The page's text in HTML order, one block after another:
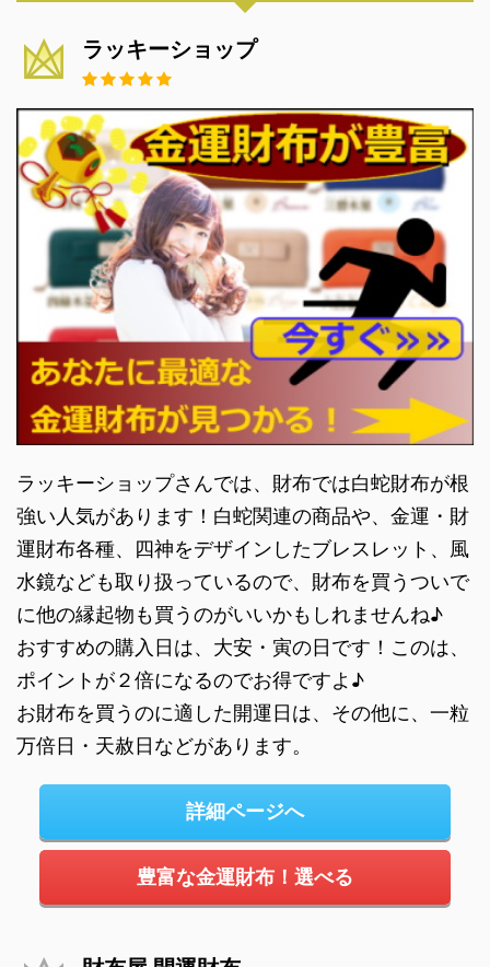
ラッキーショップ
ラッキーショップさんでは、財布では白蛇財布が根
強い人気があります！白蛇関連の商品や、金運・財
運財布各種、四神をデザインしたブレスレット、風
水鏡なども取り扱っているので、財布を買うついで
に他の縁起物も買うのがいいかもしれませんね♪
おすすめの購入日は、大安・寅の日です！このは、
ポイントが２倍になるのでお得ですよ♪
お財布を買うのに適した開運日は、その他に、一粒
万倍日・天赦日などがあります。
詳細ページへ
豊富な金運財布！選べる